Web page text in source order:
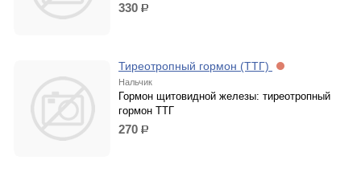
330 р.
Тиреотропный гормон (ТТГ)
Нальчик
Гормон щитовидной железы: тиреотропный
гормон ТТГ
270 р.